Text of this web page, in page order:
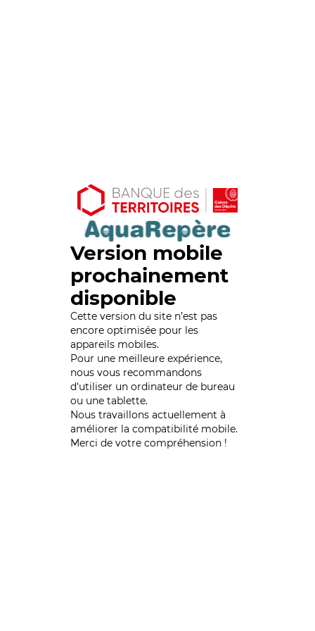
Version mobile
prochainement
disponible
Cette version du site n’est pas
encore optimisée pour les
appareils mobiles.
Pour une meilleure expérience,
nous vous recommandons
d'utiliser un ordinateur de bureau
ou une tablette.
Nous travaillons actuellement à
améliorer la compatibilité mobile.
Merci de votre compréhension !